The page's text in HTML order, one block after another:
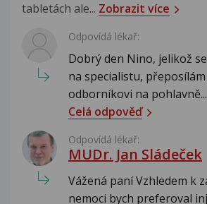
tabletách ale... Zobrazit více
Odpovídá lékař:
Dobrý den Nino, jelikož
na specialistu,
odborníkovi na pohlavně...
Celá odpověď
Odpovídá lékař:
MUDr. Jan Sládeček
Vážená paní Vzhledem k
nemoci bych preferoval